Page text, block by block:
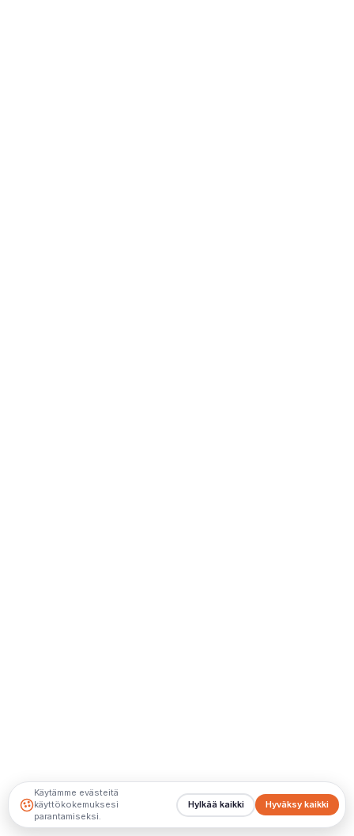
Käytämme evästeitä
käyttökokemuksesi
parantamiseksi.
Hyväksy kaikki
Hylkää kaikki